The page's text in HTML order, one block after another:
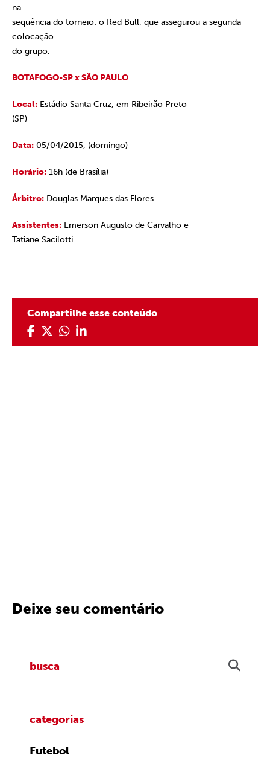
na
sequência do torneio: o Red Bull, que assegurou a segunda
colocação
do grupo.
BOTAFOGO-SP x SÃO PAULO
Local: Estádio Santa Cruz, em Ribeirão Preto
(SP)
Data: 05/04/2015, (domingo)
Horário: 16h (de Brasília)
Árbitro: Douglas Marques das Flores
Assistentes: Emerson Augusto de Carvalho e
Tatiane Sacilotti
Compartilhe esse conteúdo
Deixe seu comentário
categorias
Futebol